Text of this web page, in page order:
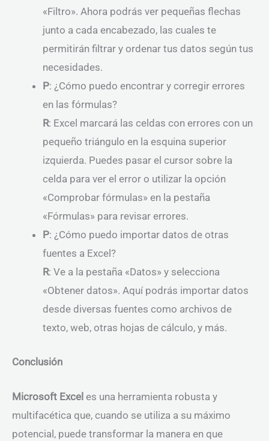
«Filtro». Ahora podrás ver pequeñas flechas
junto a cada encabezado, las cuales te
permitirán filtrar y ordenar tus datos según tus
necesidades.
P: ¿Cómo puedo encontrar y corregir errores
en las fórmulas?
R: Excel marcará las celdas con errores con un
pequeño triángulo en la esquina superior
izquierda. Puedes pasar el cursor sobre la
celda para ver el error o utilizar la opción
«Comprobar fórmulas» en la pestaña
«Fórmulas» para revisar errores.
P: ¿Cómo puedo importar datos de otras
fuentes a Excel?
R: Ve a la pestaña «Datos» y selecciona
«Obtener datos». Aquí podrás importar datos
desde diversas fuentes como archivos de
texto, web, otras hojas de cálculo, y más.
Conclusión
Microsoft Excel es una herramienta robusta y
multifacética que, cuando se utiliza a su máximo
potencial, puede transformar la manera en que